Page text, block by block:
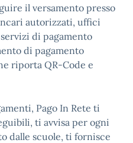
il versamento presso
autorizzati, uffici
di pagamento
di pagamento
riporta QR-Code e
Pago In Rete ti
ti avvisa per ogni
dalle scuole, ti fornisce